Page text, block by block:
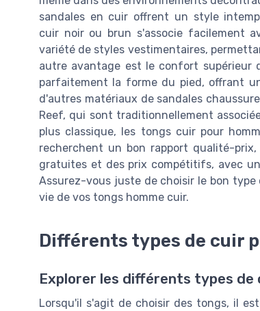
sandales en cuir offrent un style
cuir noir ou brun s'associe facilement
variété de styles vestimentaires,
autre avantage est le confort supérieur
parfaitement la forme du pied, offrant
d'autres matériaux de sandales
Reef, qui sont traditionnellement
plus classique, les tongs cuir pour
recherchent un bon rapport qualité-
gratuites et des prix compétitifs, avec
Assurez-vous juste de choisir le bon
vie de vos tongs homme cuir.
Différents types de cuir
Explorer les différents types
Lorsqu'il s'agit de choisir des tongs, il